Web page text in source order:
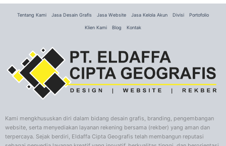
Tentang Kami Jasa Desain Grafis Jasa Website Jasa Kelola Akun Divisi Portofolio
Klien Kami Blog Kontak
Kami mengkhususkan diri dalam bidang desain grafis, branding, pengembangan
website, serta menyediakan layanan rekening bersama (rekber) yang aman dan
terpercaya. Sejak berdiri, Eldaffa Cipta Geografis telah membangun reputasi